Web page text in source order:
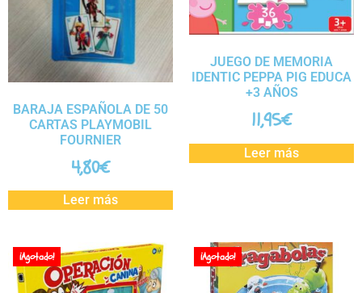
BARAJA ESPAÑOLA DE 50
CARTAS PLAYMOBIL
FOURNIER
4,80€
Leer más
JUEGO DE MEMORIA
IDENTIC PEPPA PIG EDUCA
+3 AÑOS
11,95€
Leer más
¡Agotado! ¡Agotado!